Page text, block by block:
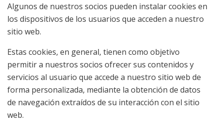
Algunos de nuestros socios pueden instalar cookies en
los dispositivos de los usuarios que acceden a nuestro
sitio web.
Estas cookies, en general, tienen como objetivo
permitir a nuestros socios ofrecer sus contenidos y
servicios al usuario que accede a nuestro sitio web de
forma personalizada, mediante la obtención de datos
de navegación extraídos de su interacción con el sitio
web.